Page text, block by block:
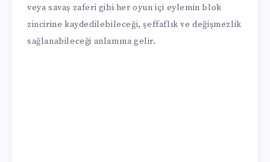
veya savaş zaferi gibi her oyun içi eylemin blok
zincirine kaydedilebileceği, şeffaflık ve değişmezlik
sağlanabileceği anlamına gelir.